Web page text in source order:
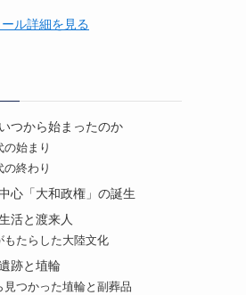
ル詳細を見る
つから始まったのか
の始まり
の終わり
心「大和政権」の誕生
活と渡来人
もたらした大陸文化
跡と埴輪
見つかった埴輪と副葬品